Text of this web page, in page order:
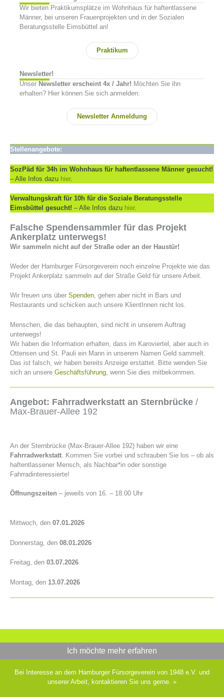
Wir bieten Praktikumsplätze im Wohnhaus für haftentlassene
Männer, bei unseren Frauenprojekten und in der Sozialen
Beratungsstelle Eimsbüttel an!
Praktikum
Newsletter!
Unser Newsletter erscheint 4x / Jahr! Möchten Sie ihn
erhalten? Hier können Sie sich anmelden:
Newsletter Anmeldung
Stellenangebote:
SozPäd für 34h im Wohnhaus für haftentlassene Männer gesucht!
– Alle Infos dazu hier.
Verwaltungskraft für 10h für die Soziale Beratungsstelle
Eimsbüttel gesucht! – Alle Infos dazu hier.
Falsche Spendensammler für das Projekt
Ankerplatz unterwegs!
Wir sammeln nicht auf der Straße oder an der Haustür!
Weder der Hamburger Fürsorgeverein noch einzelne Projekte wie das
Projekt Ankerplatz sammeln auf der Straße Geld für unsere Arbeit.
Wir freuen uns über Spenden, gehen aber nicht in Bars und
Restaurants und schicken auch unsere KlientInnen nicht los.
Menschen, die das behaupten, sind nicht in unserem Auftrag
unterwegs!
Wir haben die Information erhalten, dass im Karoviertel, aber auch in
Ottensen und St. Pauli ein Mann in unserem Namen Geld sammelt.
Das ist falsch, wir haben bereits Anzeige erstattet. Bitte wenden Sie
sich an unsere Geschäftsführung , wenn Sie dies mitbekommen.
Angebot: Fahrradwerkstatt an Sternbrücke /
Max-Brauer-Allee 192
An der Sternbrücke (Max-Brauer-Allee 192) haben wir eine
Fahrradwerkstatt. Kommen Sie vorbei und schrauben Sie los – ob als
haftentlassener Mensch, als Nachbar*in oder sonstige
Fahrradinteressierte!
Öffnungszeiten – jeweils von 16. – 18.00 Uhr
Mittwoch, den 07.01.2026
Donnerstag, den 08.01.2026
Freitag, den 03.07.2026
Montag, den 13.07.2026
Ich möchte mehr erfahren
Bei Interesse an dem Hamburger Fürsorgeverein von 1948 e.V. und
unserer Arbeit, kontaktieren Sie uns gerne. »